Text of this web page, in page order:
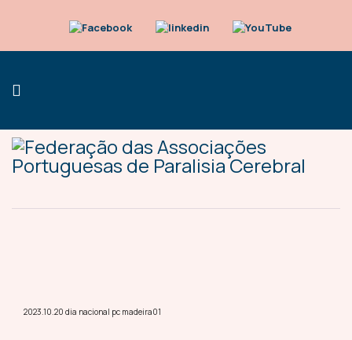
2023.10.20 dia nacional pc madeira01